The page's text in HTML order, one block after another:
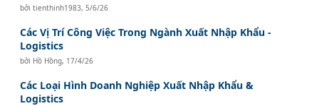
bởitienthinh1983, 5/6/26
Các Vị Trí Công Việc Trong Ngành Xuất Nhập Khẩu -
Logistics
bởi Hồ Hồng, 17/4/26
Các Loại Hình Doanh Nghiệp Xuất Nhập Khẩu &
Logistics